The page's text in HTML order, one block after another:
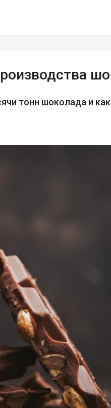
тонн шоколада и